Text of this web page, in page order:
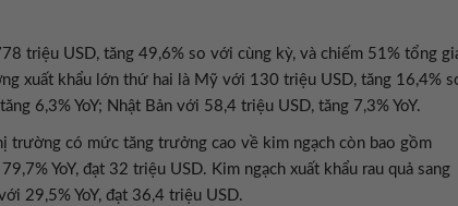
triệu USD, tăng 49,6% so với cùng kỳ, và chiếm 51% tổng
xuất khẩu lớn thứ hai là Mỹ với 130 triệu USD, tăng 16,4%
6,3% YoY; Nhật Bản với 58,4 triệu USD, tăng 7,3% YoY.
trường có mức tăng trưởng cao về kim ngạch còn bao gồm
YoY, đạt 32 triệu USD. Kim ngạch xuất khẩu rau quả sang
29,5% YoY, đạt 36,4 triệu USD.